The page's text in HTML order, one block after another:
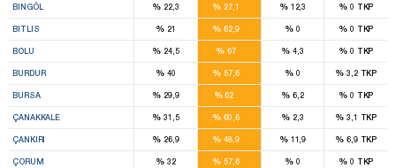
BINGÖL % 22,3 % 27,1 %12,3 %0 TKP
BITLIS % 21 % 62,9 % 0 %0 TKP
BOLU % 24,5 % 67 % 4,3 %0 TKP
BURDUR % 40 % 57,6 % 0 % 3,2 TKP
BURSA % 29,9 %62 % 6,2 %0 TKP
ÇANAKKALE % 31,5 % 60,6 % 2,3 % 3,1 TKP
ÇANKIRI % 26,9 % 48,9 %11,9 % 6,9 TKP
ÇORUM % 32 % 57,6 % 0 %0 TKP